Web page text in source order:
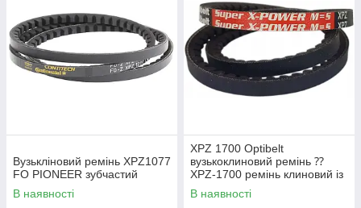
Вузькліновий ремінь XPZ1077
FO PIONEER зубчастий
В наявності
XPZ 1700 Optibelt
вузькоклиновий ремінь ⁇
XPZ-1700 ремінь клиновий із
фасонним зубом
В наявності